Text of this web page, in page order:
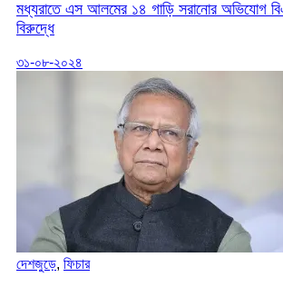
মধ্যরাতে এস আলমের ১৪ গাড়ি সরানোর অভিযোগ
বিরুদ্ধে
৩১-০৮-২০২৪
দেশজুড়ে, ফিচার